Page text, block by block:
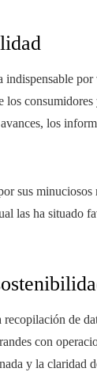
los
sus
las ha situado
de
con
y la claridad